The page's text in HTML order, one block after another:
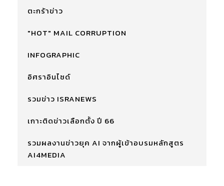
ตะกร้าข่าว
"HOT" MAIL CORRUPTION
INFOGRAPHIC
อิศราอินไซด์
รวมข่าว ISRANEWS
เกาะติดข่าวเลือกตั้ง ปี 66
รวมผลงานข่าวยุค AI จากผู้เข้าอบรมหลักสูตร
AI4MEDIA